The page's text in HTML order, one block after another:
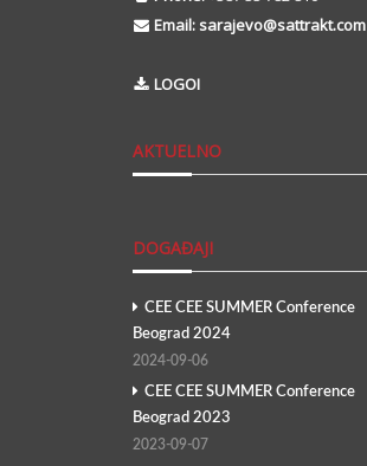
Email:sarajevo@sattrakt.com
LOGOI
AKTUELNO
DOGAĐAJI
CEE CEE SUMMER Conference
Beograd 2024
2024-09-06
CEE CEE SUMMER Conference
Beograd 2023
2023-09-07